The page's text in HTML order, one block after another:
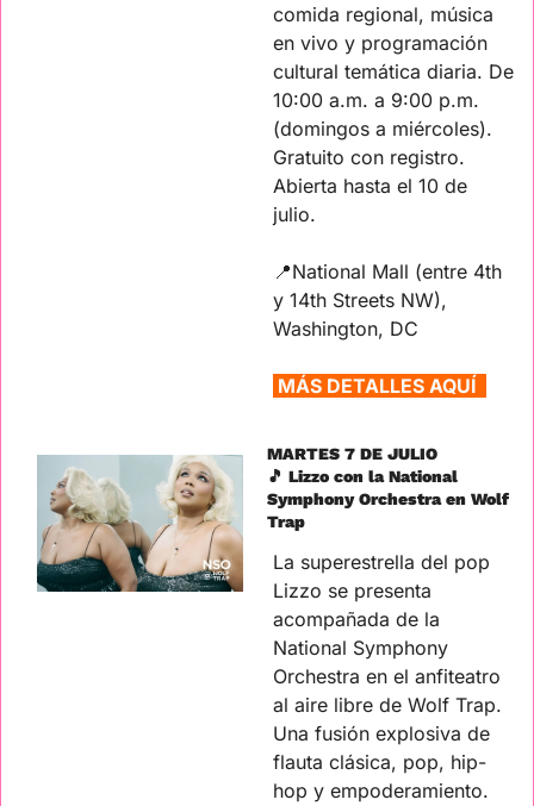
comida regional, música
en vivo y programación
cultural temática diaria. De
10:00 a.m. a 9:00 p.m.
(domingos a miércoles).
Gratuito con registro.
Abierta hasta el 10 de
julio.
📍National Mall (entre 4th
y 14th Streets NW),
Washington, DC
MÁS DETALLES AQUÍ
MARTES 7 DE JULIO
🎵 Lizzo con la National
Symphony Orchestra en Wolf
Trap
La superestrella del pop
Lizzo se presenta
acompañada de la
National Symphony
Orchestra en el anfiteatro
al aire libre de Wolf Trap.
Una fusión explosiva de
flauta clásica, pop, hip-
hop y empoderamiento.